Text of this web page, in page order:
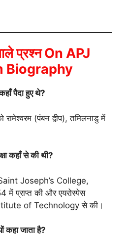
प्रश्न On APJ
Biography
पैदा हुए थे?
(पंबन द्वीप), तमिलनाडु में
कहाँ से की थी?
Joseph’s College,
प्राप्त की और एयरोस्पेस
of Technology से की।
कहा जाता है?